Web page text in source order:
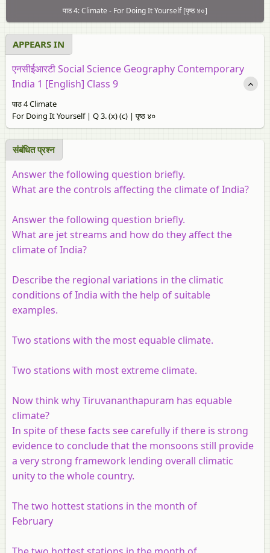
पाठ 4: Climate - For Doing It Yourself [पृष्ठ ४०]
APPEARS IN
एनसीईआरटी Social Science Geography Contemporary
India 1 [English] Class 9
पाठ 4 Climate
For Doing It Yourself | Q 3. (x) (c) | पृष्ठ ४०
संबंधित प्रश्‍न
Answer the following question briefly.
What are the controls affecting the climate of India?
Answer the following question briefly.
What are jet streams and how do they affect the
climate of India?
Describe the regional variations in the climatic
conditions of India with the help of suitable
examples.
Two stations with the most equable climate.
Two stations with most extreme climate.
Now think why Tiruvananthapuram has equable
climate?
In spite of these facts see carefully if there is strong
evidence to conclude that the monsoons still provide
a very strong framework lending overall climatic
unity to the whole country.
The two hottest stations in the month of
February